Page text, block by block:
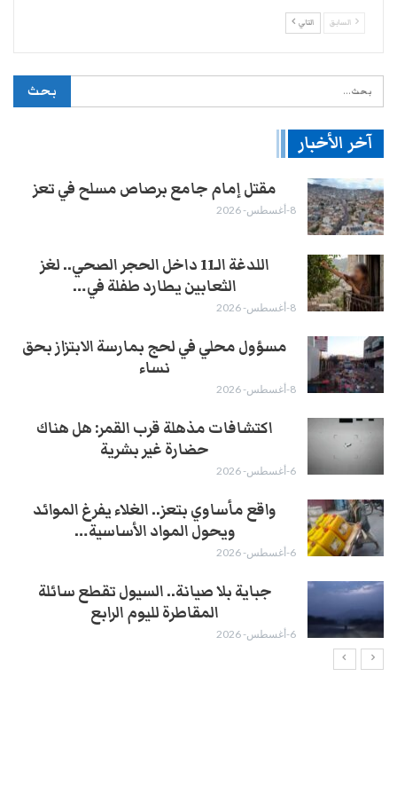
السابق التالي
آخر الأخبار
مقتل إمام جامع برصاص مسلح في تعز
8-أغسطس- 2026
اللدغة الـ11 داخل الحجر الصحي.. لغز
الثعابين يطارد طفلة في…
8-أغسطس- 2026
مسؤول محلي في لحج بمارسة الابتزاز بحق
نساء
8-أغسطس- 2026
اكتشافات مذهلة قرب القمر: هل هناك
حضارة غير بشرية
6-أغسطس- 2026
واقع مأساوي بتعز.. الغلاء يفرغ الموائد
ويحول المواد الأساسية…
6-أغسطس- 2026
جباية بلا صيانة.. السيول تقطع سائلة
المقاطرة لليوم الرابع
6-أغسطس- 2026